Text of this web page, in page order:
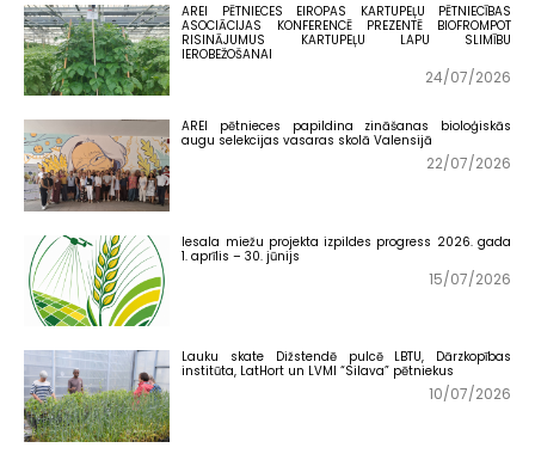
AREI PĒTNIECES EIROPAS KARTUPEĻU PĒTNIECĪBAS
ASOCIĀCIJAS KONFERENCĒ PREZENTĒ BIOFROMPOT
RISINĀJUMUS KARTUPEĻU LAPU SLIMĪBU
IEROBEŽOŠANAI
24/07/2026
AREI pētnieces papildina zināšanas bioloģiskās
augu selekcijas vasaras skolā Valensijā
22/07/2026
Iesala miežu projekta izpildes progress 2026. gada
1. aprīlis – 30. jūnijs
15/07/2026
Lauku skate Dižstendē pulcē LBTU, Dārzkopības
institūta, LatHort un LVMI “Silava” pētniekus
10/07/2026